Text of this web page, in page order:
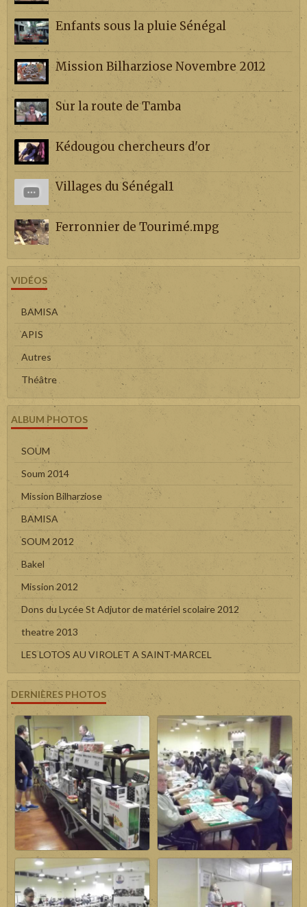
Enfants sous la pluie Sénégal
Mission Bilharziose Novembre 2012
Sur la route de Tamba
Kédougou chercheurs d'or
Villages du Sénégal1
Ferronnier de Tourimé.mpg
VIDÉOS
BAMISA
APIS
Autres
Théâtre
ALBUM PHOTOS
SOUM
Soum 2014
Mission Bilharziose
BAMISA
SOUM 2012
Bakel
Mission 2012
Dons du Lycée St Adjutor de matériel scolaire 2012
theatre 2013
LES LOTOS AU VIROLET A SAINT-MARCEL
DERNIÈRES PHOTOS